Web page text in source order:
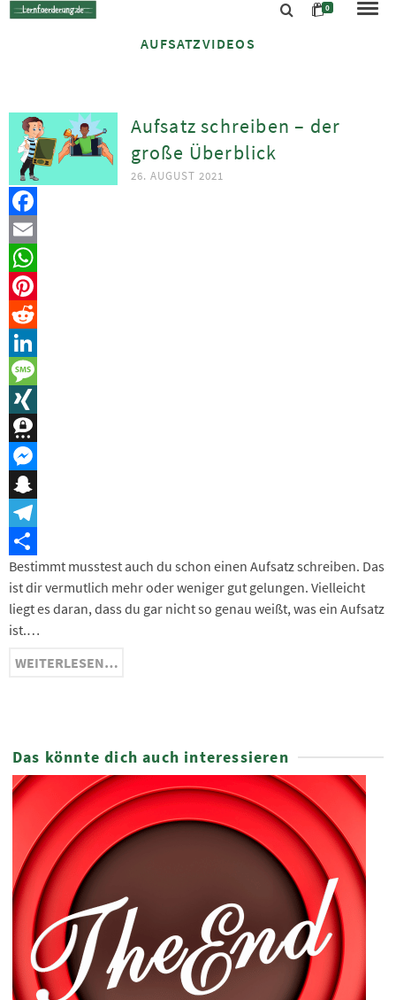
0
AUFSATZVIDEOS
Aufsatz schreiben – der
große Überblick
26. AUGUST 2021
Facebook
Email
WhatsApp
Pinterest
Reddit
LinkedIn
Message
XING
Threema
Messenger
Snapchat
Telegram
Teilen
Bestimmt musstest auch du schon einen Aufsatz schreiben. Das
ist dir vermutlich mehr oder weniger gut gelungen. Vielleicht
liegt es daran, dass du gar nicht so genau weißt, was ein Aufsatz
ist.…
WEITERLESEN…
Das könnte dich auch interessieren